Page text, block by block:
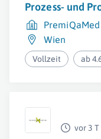
Prozess- und
Wien
Vollzeit ab
vor 3 T